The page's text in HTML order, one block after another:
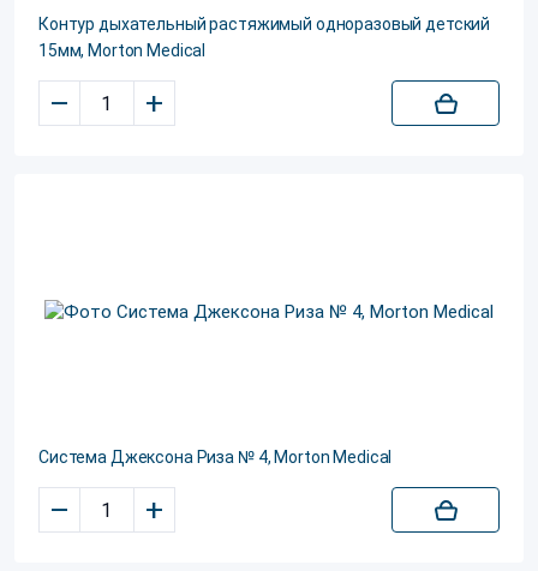
Контур дыхательный растяжимый одноразовый детский
15мм, Morton Medical
– +
Система Джексона Риза № 4, Morton Medical
– +